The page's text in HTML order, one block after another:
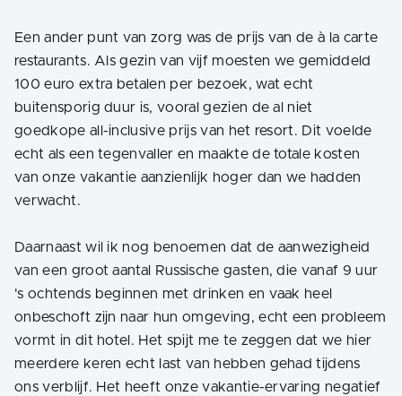
Een ander punt van zorg was de prijs van de à la carte
restaurants. Als gezin van vijf moesten we gemiddeld
100 euro extra betalen per bezoek, wat echt
buitensporig duur is, vooral gezien de al niet
goedkope all-inclusive prijs van het resort. Dit voelde
echt als een tegenvaller en maakte de totale kosten
van onze vakantie aanzienlijk hoger dan we hadden
verwacht.
Daarnaast wil ik nog benoemen dat de aanwezigheid
van een groot aantal Russische gasten, die vanaf 9 uur
's ochtends beginnen met drinken en vaak heel
onbeschoft zijn naar hun omgeving, echt een probleem
vormt in dit hotel. Het spijt me te zeggen dat we hier
meerdere keren echt last van hebben gehad tijdens
ons verblijf. Het heeft onze vakantie-ervaring negatief